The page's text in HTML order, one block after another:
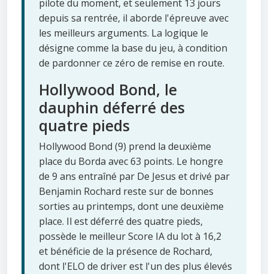
pilote du moment, et seulement 13 jours
depuis sa rentrée, il aborde l'épreuve avec
les meilleurs arguments. La logique le
désigne comme la base du jeu, à condition
de pardonner ce zéro de remise en route.
Hollywood Bond, le
dauphin déferré des
quatre pieds
Hollywood Bond (9) prend la deuxième
place du Borda avec 63 points. Le hongre
de 9 ans entraîné par De Jesus et drivé par
Benjamin Rochard reste sur de bonnes
sorties au printemps, dont une deuxième
place. Il est déferré des quatre pieds,
possède le meilleur Score IA du lot à 16,2
et bénéficie de la présence de Rochard,
dont l'ELO de driver est l'un des plus élevés